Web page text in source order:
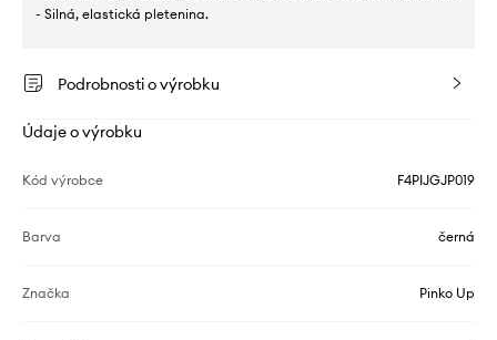
- Silná, elastická pletenina.
Podrobnosti o výrobku
Údaje o výrobku
Kód výrobce F4PIJGJP019
Barva černá
Značka Pinko Up